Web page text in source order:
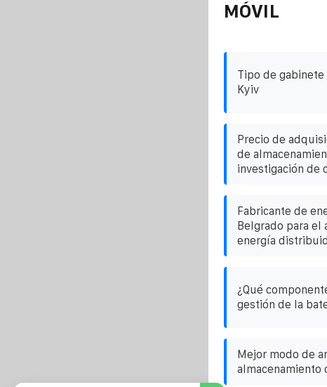
MÓVIL
Tipo de
Kyiv
Precio de
de
investigación de
Fabricante de
Belgrado para el
energía
¿Qué
gestión de la
Mejor modo de
almacenamiento